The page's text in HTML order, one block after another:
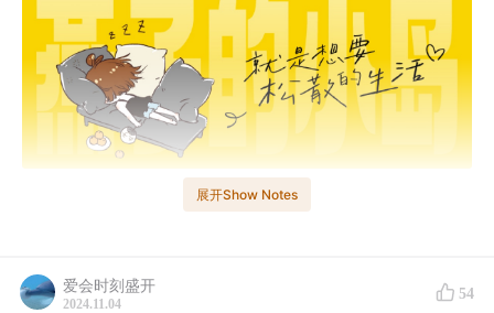
青山白浪喝两盅，一档话唠主播喝着小酒儿聊大天儿的
⚠️这一期大家还是注意缩小音量收听，不然会觉得太吵了
展开Show Notes
爱会时刻盛开
2024.11.04
54